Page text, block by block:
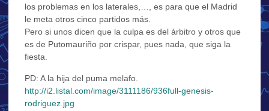
los problemas en los laterales,…, es para que el Madrid
le meta otros cinco partidos más.
Pero si unos dicen que la culpa es del árbitro y otros que
es de Putomauriño por crispar, pues nada, que siga la
fiesta.
PD: A la hija del puma melafo.
http://i2.listal.com/image/3111186/936full-genesis-
rodriguez.jpg